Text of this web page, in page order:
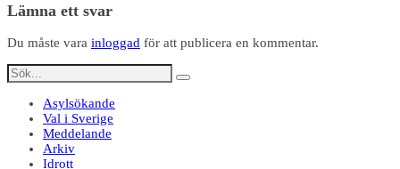
Lämna ett svar
Du måste vara inloggad för att publicera en kommentar.
Asylsökande
Val i Sverige
Meddelande
Arkiv
Idrott